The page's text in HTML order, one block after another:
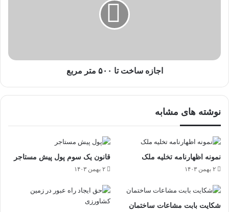
اجازه ساخت تا ۵۰۰ متر مربع
نوشته های مشابه
نمونه اظهارنامه تخلیه ملک
۲ بهمن ۱۴۰۳
قانون یک سوم پول پیش مستاجر
۲ بهمن ۱۴۰۳
شکایت بابت مشاعات ساختمان